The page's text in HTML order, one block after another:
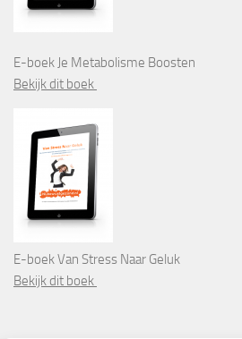
E-boek Je Metabolisme Boosten
Bekijk dit boek
E-boek Van Stress Naar Geluk
Bekijk dit boek